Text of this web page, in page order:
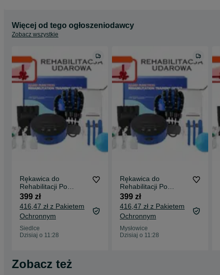
Więcej od tego ogłoszeniodawcy
Zobacz wszystkie
Rękawica do
Rehabilitacji Po
Udarowej
*DARMOWA
WYSYŁKA ZA
POBRANIEM*
399 zł
416,47 zł z Pakietem
Ochronnym
Siedlce
Dzisiaj o 11:28
Rękawica do
Rehabilitacji Po
Udarowej
*DARMOWA
WYSYŁKA ZA
POBRANIEM*
399 zł
416,47 zł z Pakietem
Ochronnym
Mysłowice
Dzisiaj o 11:28
Zobacz też